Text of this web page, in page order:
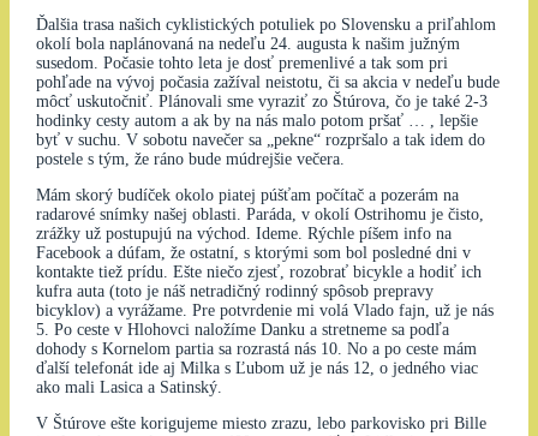
Ďalšia trasa našich cyklistických potuliek po Slovensku a priľahlom
okolí bola naplánovaná na nedeľu 24. augusta k našim južným
susedom. Počasie tohto leta je dosť premenlivé a tak som pri
pohľade na vývoj počasia zažíval neistotu, či sa akcia v nedeľu bude
môcť uskutočniť. Plánovali sme vyraziť zo Štúrova, čo je také 2-3
hodinky cesty autom a ak by na nás malo potom pršať … , lepšie
byť v suchu. V sobotu navečer sa „pekne“ rozpršalo a tak idem do
postele s tým, že ráno bude múdrejšie večera.
Mám skorý budíček okolo piatej púšťam počítač a pozerám na
radarové snímky našej oblasti. Paráda, v okolí Ostrihomu je čisto,
zrážky už postupujú na východ. Ideme. Rýchle píšem info na
Facebook a dúfam, že ostatní, s ktorými som bol posledné dni v
kontakte tiež prídu. Ešte niečo zjesť, rozobrať bicykle a hodiť ich
kufra auta (toto je náš netradičný rodinný spôsob prepravy
bicyklov) a vyrážame. Pre potvrdenie mi volá Vlado fajn, už je nás
5. Po ceste v Hlohovci naložíme Danku a stretneme sa podľa
dohody s Kornelom partia sa rozrastá nás 10. No a po ceste mám
ďalší telefonát ide aj Milka s Ľubom už je nás 12, o jedného viac
ako mali Lasica a Satinský.
V Štúrove ešte korigujeme miesto zrazu, lebo parkovisko pri Bille